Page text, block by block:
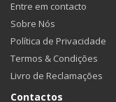
Entre em contacto
Sobre Nós
Política de Privacidade
Termos & Condições
Livro de Reclamações
Contactos